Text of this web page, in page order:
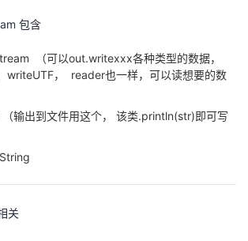
包含
（可以out.writexxx各种类型的数据，
writeUTF， reader也一样，可以读想要的数
输出到文件用这个， 该类.println(str)即可写
关